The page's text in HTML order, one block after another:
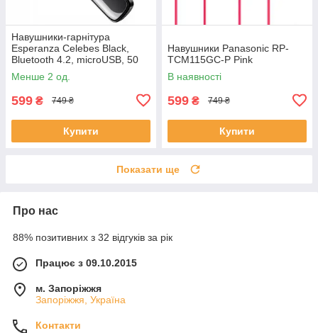
Навушники-гарнітура
Esperanza Celebes Black,
Bluetooth 4.2, microUSB, 50
мАч, 3.5 год
Менше 2 од.
599 ₴ 749 ₴
Купити
Навушники Panasonic RP-
TCM115GC-P Pink
В наявності
599 ₴ 749 ₴
Купити
Показати ще
Про нас
88% позитивних з 32 відгуків за рік
Працює з 09.10.2015
м. Запоріжжя
Запоріжжя, Україна
Контакти